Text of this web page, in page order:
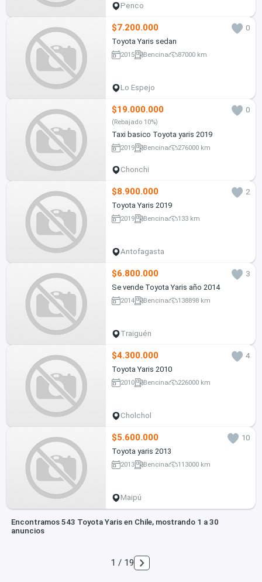
Penco
$7.200.000
0
Toyota Yaris sedan
2015 Bencina 87000 km
Lo Espejo
$19.000.000 0
(Rebajado 10%)
Taxi basico Toyota yaris 2019
2019 Bencina 276000 km
Chonchi
$8.900.000
2
Toyota Yaris 2019
2019 Bencina 133 km
Antofagasta
$6.800.000
3
Se vende Toyota Yaris año 2014
2014 Bencina 138898 km
Traiguén
$4.300.000
4
Toyota Yaris 2010
2010 Bencina 226000 km
Cholchol
$5.600.000
10
Toyota yaris 2013
2013 Bencina 113000 km
Maipú
Encontramos 543 Toyota Yaris en Chile, mostrando 1 a 30
anuncios
1 / 19